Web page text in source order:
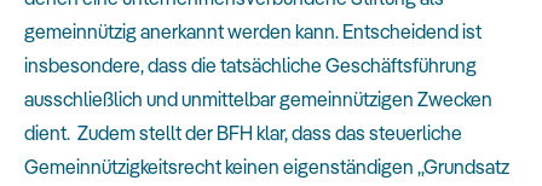
gemeinnützig anerkannt werden kann. Entscheidend ist
insbesondere, dass die tatsächliche Geschäftsführung
ausschließlich und unmittelbar gemeinnützigen Zwecken
dient. Zudem stellt der BFH klar, dass das steuerliche
Gemeinnützigkeitsrecht keinen eigenständigen „Grundsatz